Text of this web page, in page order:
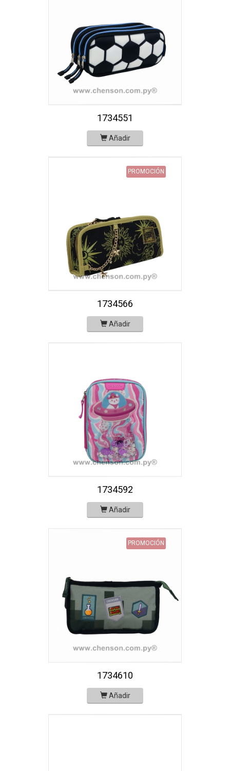
1734551
Añadir
PROMOCIÓN
1734566
Añadir
1734592
Añadir
PROMOCIÓN
1734610
Añadir